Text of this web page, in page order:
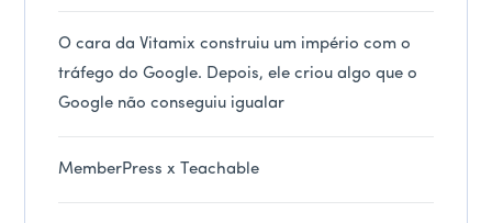
O cara da Vitamix construiu um império com o
tráfego do Google. Depois, ele criou algo que o
Google não conseguiu igualar
MemberPress x Teachable